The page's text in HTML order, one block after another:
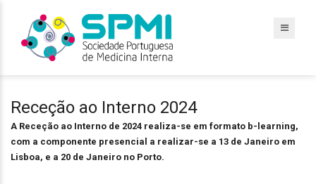
Receção ao Interno 2024
A Receção ao Interno de 2024 realiza-se em formato b-learning,
com a componente presencial a realizar-se a 13 de Janeiro em
Lisboa, e a 20 de Janeiro no Porto.